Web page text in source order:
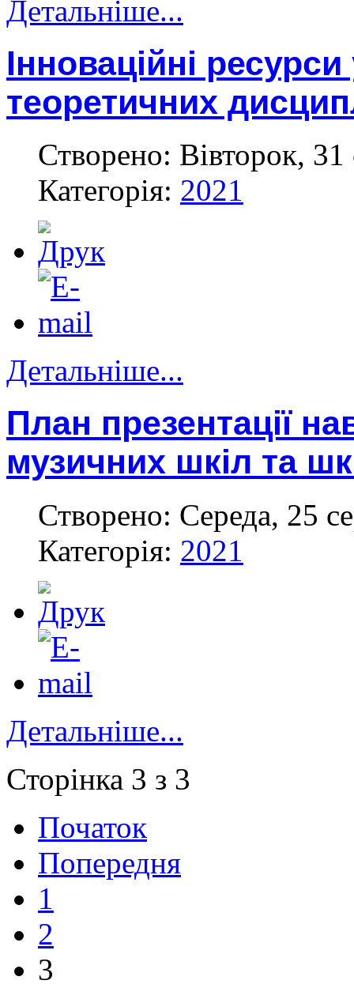
Детальніше...
Інноваційні
теоретичних
Створено: Вівторок,
Категорія: 2021
Детальніше...
План презентації
музичних шкіл та
Створено: Середа, 25
Категорія: 2021
Детальніше...
Сторінка 3 з 3
Початок
Попередня
1
2
3